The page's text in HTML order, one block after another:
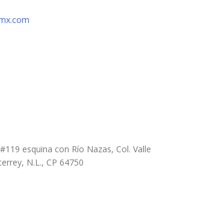
esquina con Río Nazas, Col. Valle
N.L., CP 64750